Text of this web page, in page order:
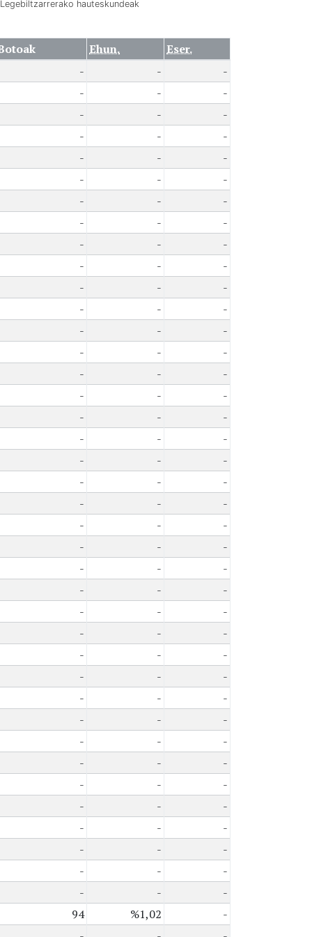
hauteskundeak
Ehun.
Eser.
- -
-
- -
-
- -
-
- -
-
- -
-
- -
-
- -
-
- -
-
- -
-
- -
-
- -
-
- -
-
- -
-
- -
-
- -
-
- -
-
- -
-
- -
-
- -
-
- -
-
- -
-
- -
-
- -
-
- -
-
- -
-
- -
-
- -
-
- -
-
- -
-
- -
-
- -
-
- -
-
- -
-
- -
-
- -
-
- -
-
- -
-
- -
-
- -
-
94 %1,02
-